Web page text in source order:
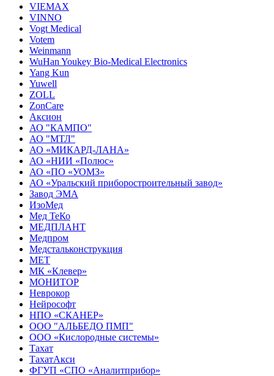
VIEMAX
VINNO
Vogt Medical
Votem
Weinmann
WuHan Youkey Bio-Medical Electronics
Yang Kun
Yuwell
ZOLL
ZonCare
Аксион
АО "КАМПО"
АО "МТЛ"
АО «МИКАРД-ЛАНА»
АО «НИИ «Полюс»
АО «ПО «УОМЗ»
АО «Уральский приборостроительный завод»
Завод ЭМА
ИзоМед
Мед ТеКо
МЕДПЛАНТ
Медпром
Медстальконструкция
МЕТ
МК «Клевер»
МОНИТОР
Неврокор
Нейрософт
НПО «СКАНЕР»
ООО "АЛЬБЕДО ПМП"
ООО «Кислородные системы»
Тахат
ТахатАкси
ФГУП «СПО «Аналитприбор»